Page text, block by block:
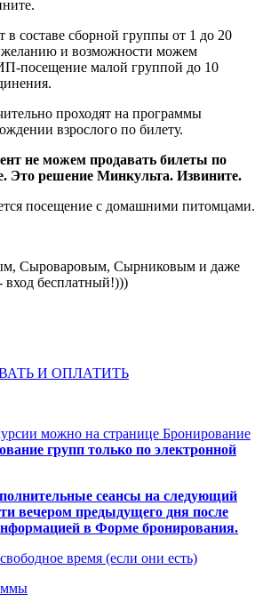
в составе сборной группы от 1 до 20
и возможности можем
посещение малой группой до 10
проходят на программы
взрослого по билету.
не можем продавать билеты по
Это решение Минкульта. Извините.
посещение с домашними питомцами.
Сыроваровым, Сырниковым и даже
бесплатный!)))
И ОПЛАТИТЬ
можно на странице Бронирование
групп только по электронной
сеансы на следующий
вечером предыдущего дня после
в Форме бронирования.
время (если они есть)